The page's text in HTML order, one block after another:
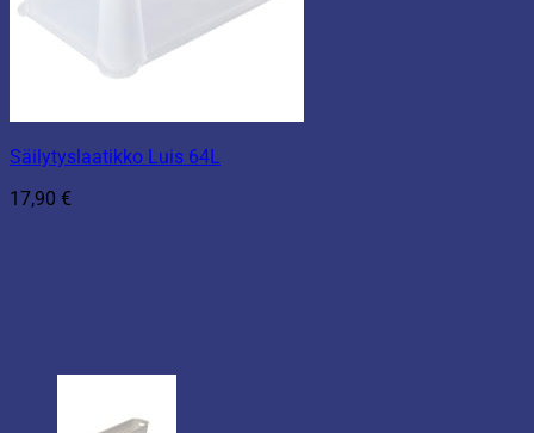
Säilytyslaatikko Luis 64L
17,90 €